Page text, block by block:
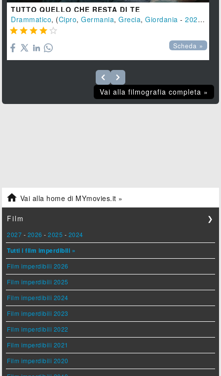
TUTTO QUELLO CHE RESTA DI TE
Drammatico, (Cipro,Germania,Grecia,Giordania -2025
),
    
Scheda »
Vai alla filmografia completa »
 Vai alla home di MYmovies.it »
Film ❯
2027 - 2026 -2025 - 2024
Tutti i film imperdibili »
Film imperdibili 2026
Film imperdibili 2025
Film imperdibili 2024
Film imperdibili 2023
Film imperdibili 2022
Film imperdibili 2021
Film imperdibili 2020